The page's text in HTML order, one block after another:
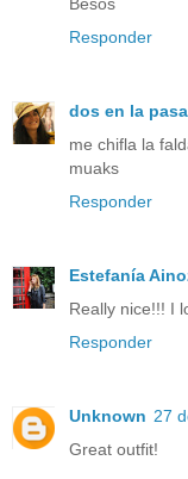
Responder
dos en la
me chifla la
muaks
Responder
Estefanía
Really nice!!! I
Responder
Unknown 27
Great outfit!